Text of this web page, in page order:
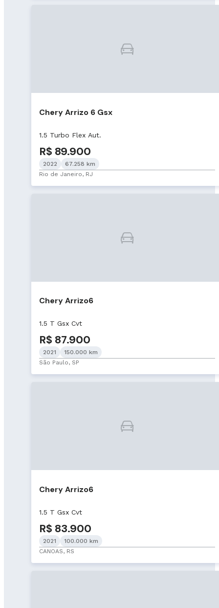
Chery Arrizo 6 Gsx
1.5 Turbo Flex Aut.
R$ 89.900
2022
67.258 km
Rio de Janeiro, RJ
Chery Arrizo6
1.5 T Gsx Cvt
R$ 87.900
2021
150.000 km
São Paulo, SP
Chery Arrizo6
1.5 T Gsx Cvt
R$ 83.900
2021
100.000 km
CANOAS, RS